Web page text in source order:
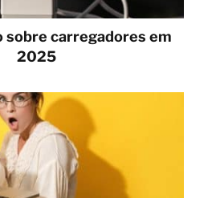
sobre carregadores em
2025